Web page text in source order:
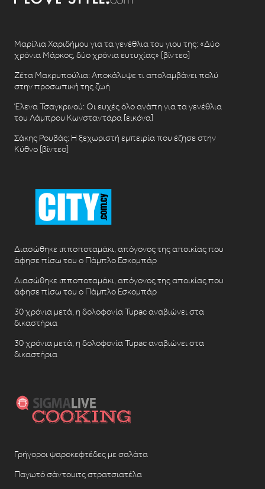
Μαρίλια Χαριδήμου για τα γενέθλια του γιου της: «Δύο
χρόνια Μάρκος, δύο χρόνια ευτυχίας» [βίντεο]
Ζέτα Μακρυπούλια: Αποκάλυψε τι απολαμβάνει πολύ
στην προσωπική της ζωή
Έλενα Τσαγκρινού: Οι ευχές όλο αγάπη για τα γενέθλια
του Λάμπρου Κωνσταντάρα [εικόνα]
Σάκης Ρουβάς: Η ξεχωριστή εμπειρία που έζησε στην
Κύθνο [βίντεο]
Διασώθηκε ιπποποταμάκι, απόγονος της αποικίας που
άφησε πίσω του ο Πάμπλο Εσκομπάρ
Διασώθηκε ιπποποταμάκι, απόγονος της αποικίας που
άφησε πίσω του ο Πάμπλο Εσκομπάρ
30 χρόνια μετά, η δολοφονία Tupac αναβιώνει στα
δικαστήρια
30 χρόνια μετά, η δολοφονία Tupac αναβιώνει στα
δικαστήρια
Γρήγοροι ψαροκεφτέδες με σαλάτα
Παγωτό σάντουιτς στρατσιατέλα